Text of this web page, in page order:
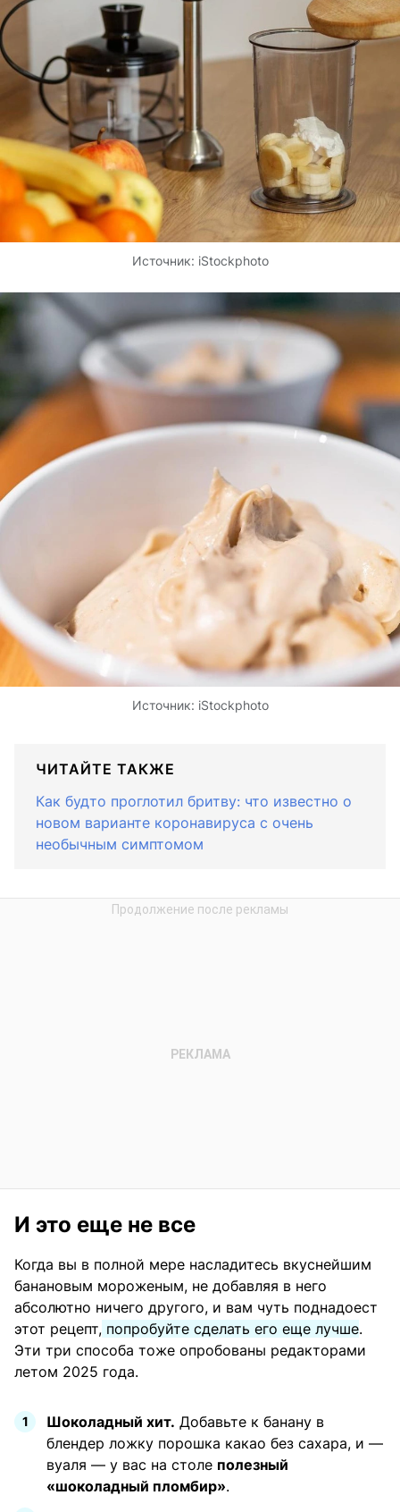
Источник: iStockphoto
Источник: iStockphoto
ЧИТАЙТЕ ТАКЖЕ
Как будто проглотил бритву: что известно о
новом варианте коронавируса с очень
необычным симптомом
И это еще не все
Когда вы в полной мере насладитесь вкуснейшим
банановым мороженым, не добавляя в него
абсолютно ничего другого, и вам чуть поднадоест
этот рецепт, попробуйте сделать его еще лучше.
Эти три способа тоже опробованы редакторами
летом 2025 года.
Шоколадный хит. Добавьте к банану в
блендер ложку порошка какао без сахара, и —
вуаля — у вас на столе полезный
«шоколадный пломбир».